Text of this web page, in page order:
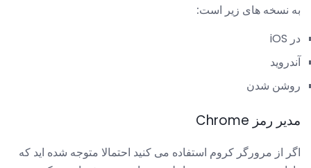
به نسخه های زیر است:
در iOS
آندروید
روشن شدن
مدیر رمز Chrome
اگر از مرورگر کروم استفاده می کنید احتمالا متوجه شده اید که